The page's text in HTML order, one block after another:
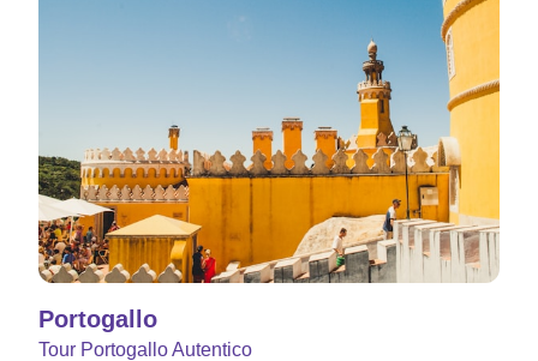
Portogallo
Tour Portogallo Autentico